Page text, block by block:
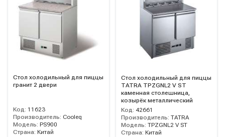
Стол холодильный для пиццы
гранит 2 двери
Код: 11623
Производитель: Cooleq
Модель: PS900
Страна: Китай
Стол холодильный для пиццы
TATRA TPZGNL2 V ST
каменная столешница,
козырёк металлический
Код: 42661
Производитель: TATRA
Модель: TPZGNL2 V ST
Страна: Китай